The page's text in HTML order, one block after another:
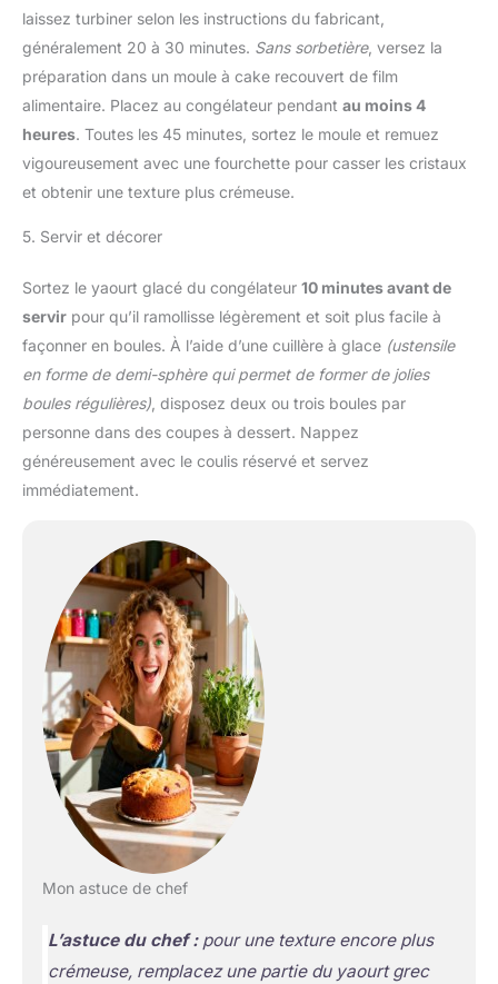
laissez turbiner selon les instructions du fabricant,
généralement 20 à 30 minutes. Sans sorbetière, versez la
préparation dans un moule à cake recouvert de film
alimentaire. Placez au congélateur pendant au moins 4
heures. Toutes les 45 minutes, sortez le moule et remuez
vigoureusement avec une fourchette pour casser les cristaux
et obtenir une texture plus crémeuse.
5. Servir et décorer
Sortez le yaourt glacé du congélateur 10 minutes avant de
servir pour qu’il ramollisse légèrement et soit plus facile à
façonner en boules. À l’aide d’une cuillère à glace (ustensile
en forme de demi-sphère qui permet de former de jolies
boules régulières) , disposez deux ou trois boules par
personne dans des coupes à dessert. Nappez
généreusement avec le coulis réservé et servez
immédiatement.
Mon astuce de chef
L’astuce du chef :pour une texture encore plus
crémeuse, remplacez une partie du yaourt grec